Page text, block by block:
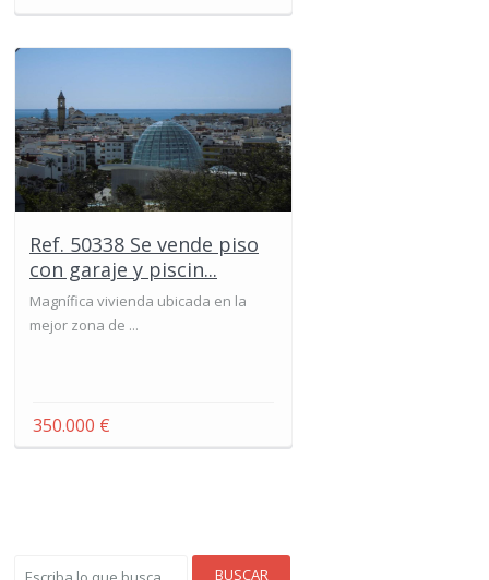
Ref. 50338 Se vende piso
con garaje y piscin...
Magnífica vivienda ubicada en la
mejor zona de ...
350.000 €
BUSCAR